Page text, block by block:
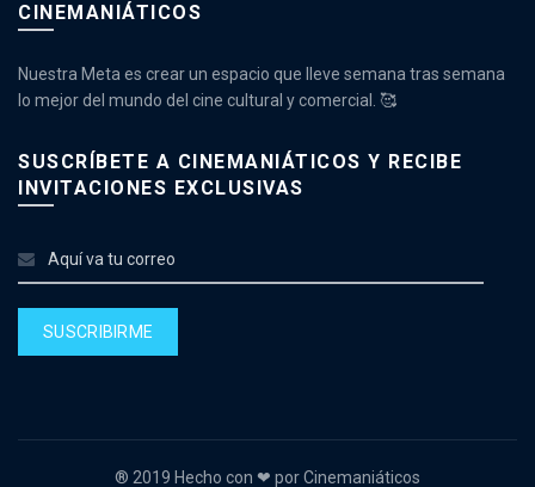
CINEMANIÁTICOS
Nuestra Meta es crear un espacio que lleve semana tras semana
lo mejor del mundo del cine cultural y comercial. 🥰
SUSCRÍBETE A CINEMANIÁTICOS Y RECIBE
INVITACIONES EXCLUSIVAS
® 2019 Hecho con ❤ por Cinemaniáticos